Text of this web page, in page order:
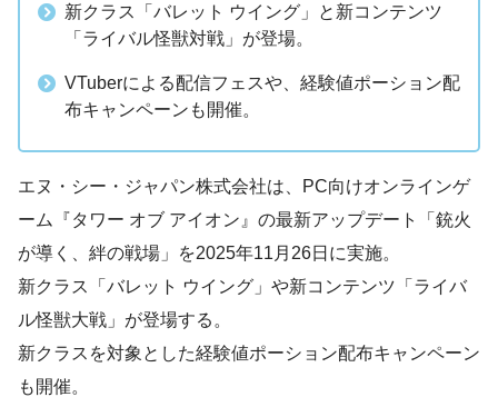
新クラス「バレット ウイング」と新コンテンツ
「ライバル怪獣対戦」が登場。
VTuberによる配信フェスや、経験値ポーション配
布キャンペーンも開催。
エヌ・シー・ジャパン株式会社は、PC向けオンラインゲ
ーム『タワー オブ アイオン』の最新アップデート「銃火
が導く、絆の戦場」を2025年11月26日に実施。
新クラス「バレット ウイング」や新コンテンツ「ライバ
ル怪獣大戦」が登場する。
新クラスを対象とした経験値ポーション配布キャンペーン
も開催。